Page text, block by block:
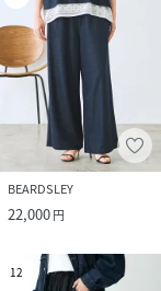
BEARDSLEY
22,000円
12